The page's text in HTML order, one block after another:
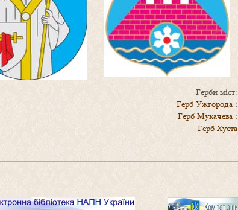
Герби міст:
Герб Ужгорода ;
Герб Мукачева ;
Герб Хуста